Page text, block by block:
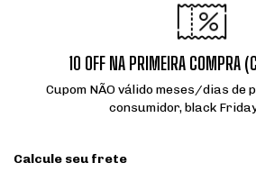
10 OFF NA PRIMEIRA COMPRA
Cupom NÃO válido meses/dias de
consumidor, black
Entregas para o CEP:
Calcule seu frete